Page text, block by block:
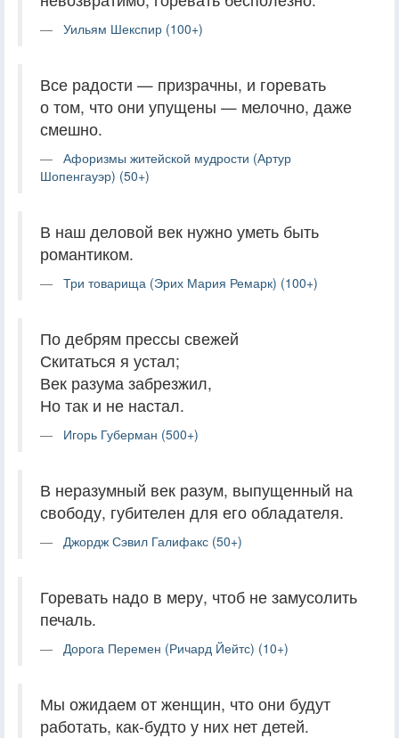
Уильям Шекспир (100+)
Все радости — призрачны, и горевать
о том, что они упущены — мелочно, даже
смешно.
Афоризмы житейской мудрости (Артур
Шопенгауэр) (50+)
В наш деловой век нужно уметь быть
романтиком.
Три товарища (Эрих Мария Ремарк) (100+)
По дебрям прессы свежей
Скитаться я устал;
Век разума забрезжил,
Но так и не настал.
Игорь Губерман (500+)
В неразумный век разум, выпущенный на
свободу, губителен для его обладателя.
Джордж Сэвил Галифакс (50+)
Горевать надо в меру, чтоб не замусолить
печаль.
Дорога Перемен (Ричард Йейтс) (10+)
Мы ожидаем от женщин, что они будут
работать, как-будто у них нет детей.